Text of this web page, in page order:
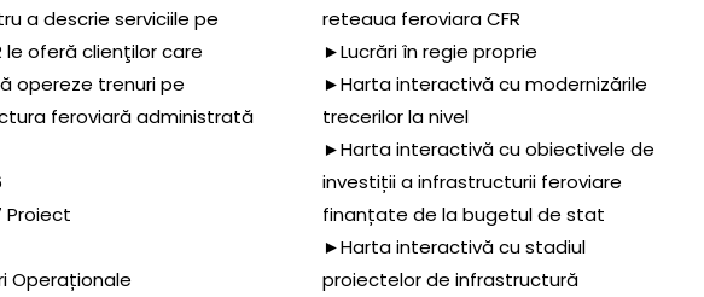
a descrie serviciile pe
le oferă clienţilor care
opereze trenuri pe
feroviară administrată
Proiect
Operaționale
reteaua feroviara CFR
►Lucrări în regie proprie
►Harta interactivă cu modernizările
trecerilor la nivel
►Harta interactivă cu obiectivele de
investiții a infrastructurii feroviare
finanțate de la bugetul de stat
►Harta interactivă cu stadiul
proiectelor de infrastructură